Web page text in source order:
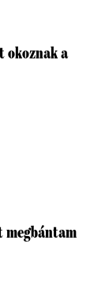
okoznak a
megbántam